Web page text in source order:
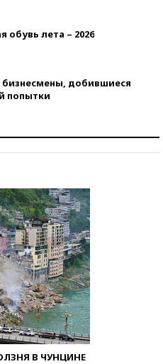
обувь лета – 2026
бизнесмены, добившиеся
попытки
В ЧУНЦИНЕ